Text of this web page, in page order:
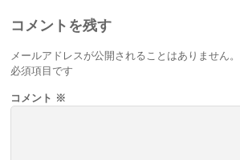
コメントを残す
メールアドレスが公開されることはありません。
必須項目です
コメント ※